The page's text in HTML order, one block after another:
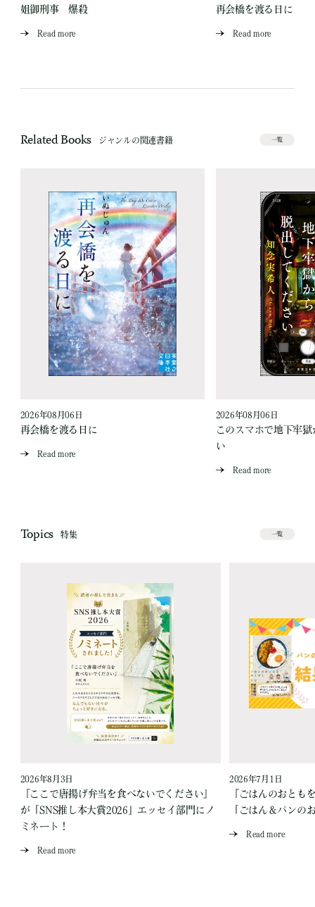
姐御刑事 爆殺
Read more
再会橋を渡る日に
Read more
Related Books ジャンルの関連書籍 一覧
2026年08月06日
再会橋を渡る日に
Read more
2026年08月06日
このスマホで地下牢
い
Read more
Topics 特集 一覧
2026年8月3日
『ここで唐揚げ弁当を食べないでください』
が「SNS推し本大賞2026」エッセイ部門にノ
ミネート！
Read more
2026年7月1日
『ごはんのおとも
「ごはん＆パンの
Read more